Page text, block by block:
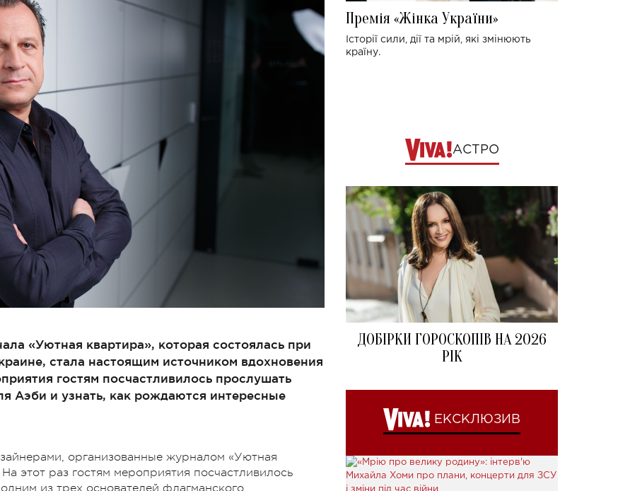
«Уютная квартира», которая состоялась при
стала настоящим источником вдохновения
гостям посчастливилось прослушать
Аэби и узнать, как рождаются интересные
организованные журналом «Уютная
этот раз гостям мероприятия посчастливилось
из трех основателей флагманского
Премія «Жінка України»
Історії сили, дії та мрій, які змінюють
країну.
АСТРО
ДОБІРКИ ГОРОСКОПІВ НА 2026
РІК
ЕКСКЛЮЗИВ